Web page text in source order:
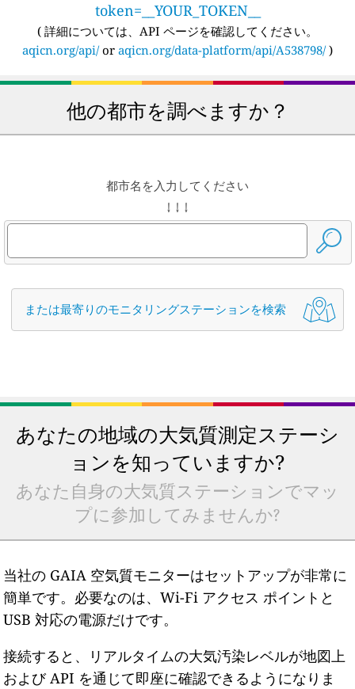
token=__YOUR_TOKEN__
( 詳細については、API ページを確認してください。
aqicn.org/api/or aqicn.org/data-platform/api/A538798/)
他の都市を調べますか？
都市名を入力してください
↓ ↓ ↓
または最寄りのモニタリングステーションを検索
あなたの地域の大気質測定ステーシ
ョンを知っていますか?
あなた自身の大気質ステーションでマッ
プに参加してみませんか?
当社の GAIA 空気質モニターはセットアップが非常に
簡単です。必要なのは、Wi-Fi アクセス ポイントと
USB 対応の電源だけです。
接続すると、リアルタイムの大気汚染レベルが地図上
および API を通じて即座に確認できるようになりま